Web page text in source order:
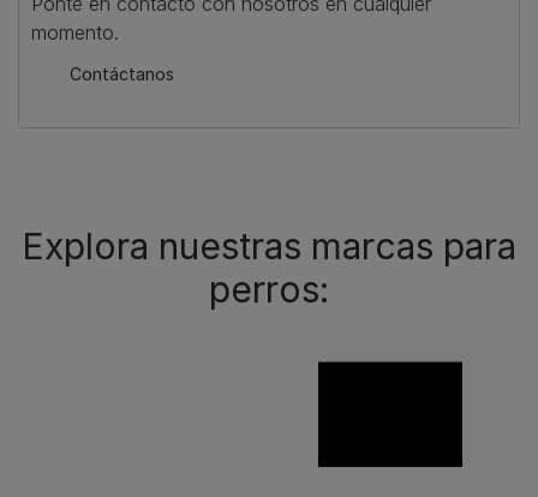
momento.
Contáctanos
Explora nuestras marcas para
perros: